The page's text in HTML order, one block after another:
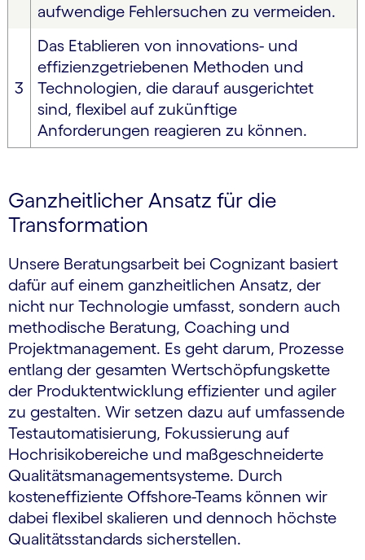
aufwendige Fehlersuchen zu vermeiden.
3
Das Etablieren von innovations- und
effizienzgetriebenen Methoden und
Technologien, die darauf ausgerichtet
sind, flexibel auf zukünftige
Anforderungen reagieren zu können.
Ganzheitlicher Ansatz für die
Transformation
Unsere Beratungsarbeit bei Cognizant basiert
dafür auf einem ganzheitlichen Ansatz, der
nicht nur Technologie umfasst, sondern auch
methodische Beratung, Coaching und
Projektmanagement. Es geht darum, Prozesse
entlang der gesamten Wertschöpfungskette
der Produktentwicklung effizienter und agiler
zu gestalten. Wir setzen dazu auf umfassende
Testautomatisierung, Fokussierung auf
Hochrisikobereiche und maßgeschneiderte
Qualitätsmanagementsysteme. Durch
kosteneffiziente Offshore-Teams können wir
dabei flexibel skalieren und dennoch höchste
Qualitätsstandards sicherstellen.